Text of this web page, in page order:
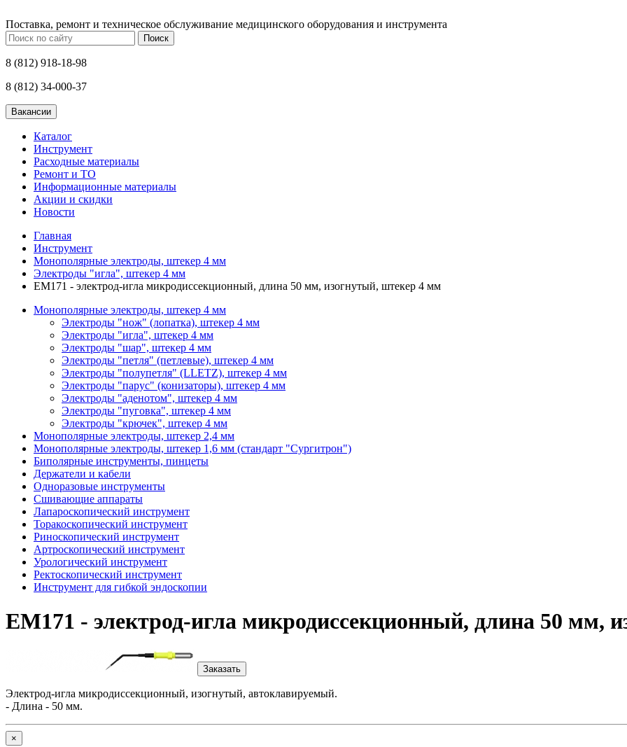
Поставка, ремонт и техническое обслуживание медицинского оборудования и инструмента
Поиск
8 (812) 918-18-98
8 (812) 34-000-37
Каталог
Инструмент
Расходные материалы
Ремонт и ТО
Информационные материалы
Акции и скидки
Новости
Главная
Инструмент
Монополярные электроды, штекер 4 мм
Электроды "игла", штекер 4 мм
ЕМ171 - электрод-игла микродиссекционный, длина 50 мм, изогнутый, штекер 4 мм
Монополярные электроды, штекер 4 мм
Электроды "нож" (лопатка), штекер 4 мм
Электроды "игла", штекер 4 мм
Электроды "шар", штекер 4 мм
Электроды "петля" (петлевые), штекер 4 мм
Электроды "полупетля" (LLETZ), штекер 4 мм
Электроды "парус" (конизаторы), штекер 4 мм
Электроды "аденотом", штекер 4 мм
Электроды "пуговка", штекер 4 мм
Электроды "крючек", штекер 4 мм
Монополярные электроды, штекер 2,4 мм
Монополярные электроды, штекер 1,6 мм (стандарт "Сургитрон")
Биполярные инструменты, пинцеты
Держатели и кабели
Одноразовые инструменты
Сшивающие аппараты
Лапароскопический инструмент
Торакоскопический инструмент
Риноскопический инструмент
Артроскопический инструмент
Урологический инструмент
Ректоскопический инструмент
Инструмент для гибкой эндоскопии
ЕМ171 - электрод-игла микродиссекционный, длина 50 мм,
Заказать
Электрод-игла микродиссекционный, изогнутый, автоклавируемый.
- Длина - 50 мм.
×